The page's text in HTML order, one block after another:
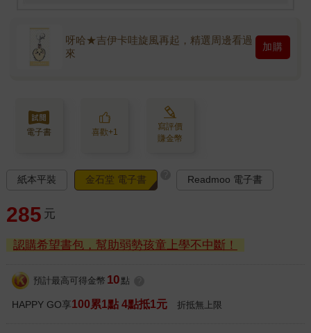
呀哈★吉伊卡哇旋風再起，精選周邊看過
來
加購
電子書 喜歡+1
寫評價
賺金幣
紙本平裝 金石堂 電子書 Readmoo 電子書
285 元
認購希望書包，幫助弱勢孩童上學不中斷！
預計最高可得金幣 10 點
HAPPY GO享100累1點 4點抵1元 折抵無上限